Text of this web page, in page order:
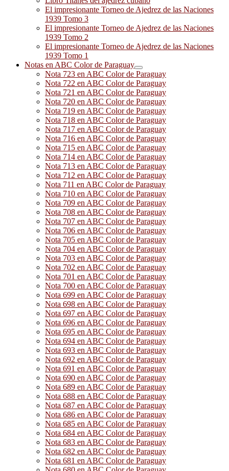
El impresionante Torneo de Ajedrez de las Naciones
1939 Tomo 3
El impresionante Torneo de Ajedrez de las Naciones
1939 Tomo 2
El impresionante Torneo de Ajedrez de las Naciones
1939 Tomo 1
Notas en ABC Color de Paraguay
Nota 723 en ABC Color de Paraguay
Nota 722 en ABC Color de Paraguay
Nota 721 en ABC Color de Paraguay
Nota 720 en ABC Color de Paraguay
Nota 719 en ABC Color de Paraguay
Nota 718 en ABC Color de Paraguay
Nota 717 en ABC Color de Paraguay
Nota 716 en ABC Color de Paraguay
Nota 715 en ABC Color de Paraguay
Nota 714 en ABC Color de Paraguay
Nota 713 en ABC Color de Paraguay
Nota 712 en ABC Color de Paraguay
Nota 711 en ABC Color de Paraguay
Nota 710 en ABC Color de Paraguay
Nota 709 en ABC Color de Paraguay
Nota 708 en ABC Color de Paraguay
Nota 707 en ABC Color de Paraguay
Nota 706 en ABC Color de Paraguay
Nota 705 en ABC Color de Paraguay
Nota 704 en ABC Color de Paraguay
Nota 703 en ABC Color de Paraguay
Nota 702 en ABC Color de Paraguay
Nota 701 en ABC Color de Paraguay
Nota 700 en ABC Color de Paraguay
Nota 699 en ABC Color de Paraguay
Nota 698 en ABC Color de Paraguay
Nota 697 en ABC Color de Paraguay
Nota 696 en ABC Color de Paraguay
Nota 695 en ABC Color de Paraguay
Nota 694 en ABC Color de Paraguay
Nota 693 en ABC Color de Paraguay
Nota 692 en ABC Color de Paraguay
Nota 691 en ABC Color de Paraguay
Nota 690 en ABC Color de Paraguay
Nota 689 en ABC Color de Paraguay
Nota 688 en ABC Color de Paraguay
Nota 687 en ABC Color de Paraguay
Nota 686 en ABC Color de Paraguay
Nota 685 en ABC Color de Paraguay
Nota 684 en ABC Color de Paraguay
Nota 683 en ABC Color de Paraguay
Nota 682 en ABC Color de Paraguay
Nota 681 en ABC Color de Paraguay